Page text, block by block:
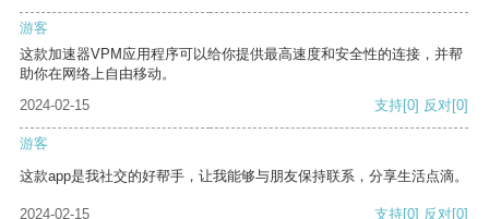
游客
这款加速器VPM应用程序可以给你提供最高速度和安全性的连接，并帮
助你在网络上自由移动。
2024-02-15
支持[0] 反对[0]
游客
这款app是我社交的好帮手，让我能够与朋友保持联系，分享生活点滴。
2024-02-15 支持[0] 反对[0]